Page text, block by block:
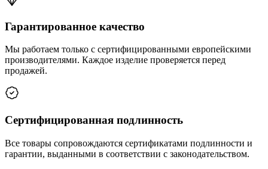
Гарантированное качество
Мы работаем только с сертифицированными европейскими
производителями. Каждое изделие проверяется перед
продажей.
Сертифицированная подлинность
Все товары сопровождаются сертификатами подлинности и
гарантии, выданными в соответствии с законодательством.